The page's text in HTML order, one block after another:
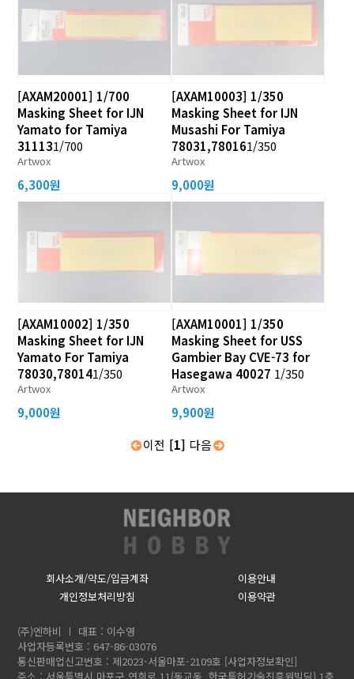
[AXAM20001] 1/700
Masking Sheet for IJN
Yamato for Tamiya
311131/700
Artwox
6,300원
[AXAM10003] 1/350
Masking Sheet for IJN
Musashi For Tamiya
78031,780161/350
Artwox
9,000원
[AXAM10002] 1/350
Masking Sheet for IJN
Yamato For Tamiya
78030,780141/350
Artwox
9,000원
[AXAM10001] 1/350
Masking Sheet for USS
Gambier Bay CVE-73 for
Hasegawa 40027 1/350
Artwox
9,900원
이전 [1] 다음
회사소개/약도/입금계좌
이용안내
개인정보처리방침
이용약관
(주)엔하비
대표 : 이수영
사업자등록번호 : 647-86-03076
통신판매업신고번호 : 제2023-서울마포-2109호 [사업자정보확인]